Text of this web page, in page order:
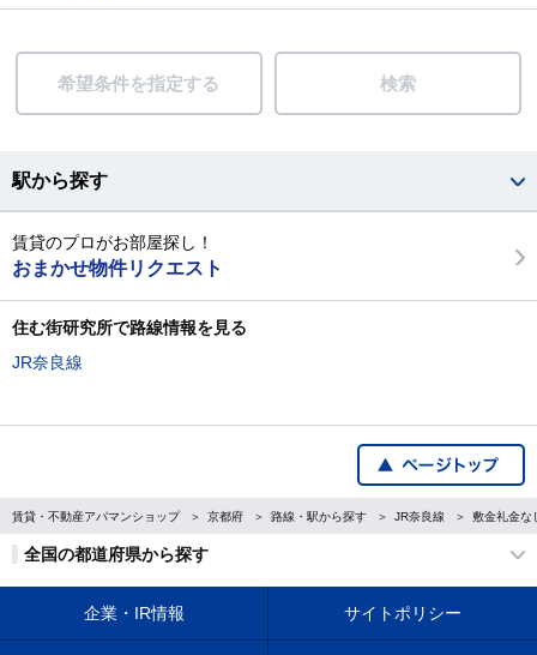
希望条件を指定する 検索
駅から探す
賃貸のプロがお部屋探し！
おまかせ物件リクエスト
住む街研究所で路線情報を見る
JR奈良線
賃貸・不動産アパマンショップ 京都府 路線・駅から探す JR奈良線 敷金礼金な
全国の都道府県から探す
企業・IR情報 サイトポリシー